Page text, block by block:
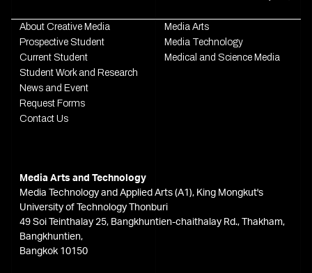
About Creative Media
Prospective Student
Current Student
Student Work and Research
News and Event
Request Forms
Contact Us
Media Arts
Media Technology
Medical and Science Media
Media Arts and Technology
Media Technology and Applied Arts (A1), King Mongkut's
University of Technology Thonburi
49 Soi Teinthalay 25, Bangkhuntien-chaithalay Rd., Thakham,
Bangkhuntien,
Bangkok 10150